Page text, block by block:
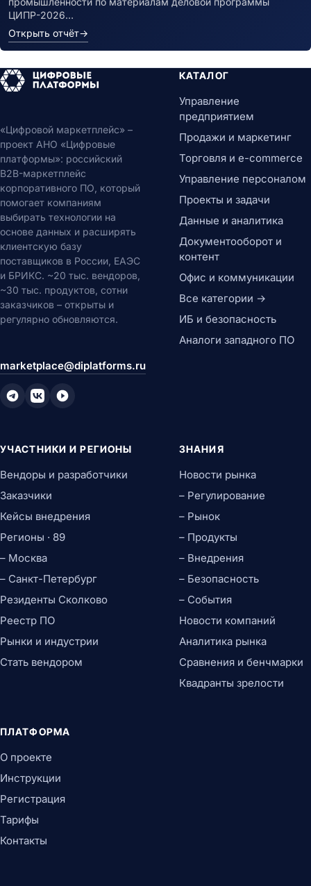
ЦИПР-2026…
Открыть отчёт→
«Цифровой маркетплейс» –
проект АНО «Цифровые
платформы»: российский
B2B-маркетплейс
корпоративного ПО, который
помогает компаниям
выбирать технологии на
основе данных и расширять
клиентскую базу
поставщиков в России, ЕАЭС
и БРИКС. ~20 тыс. вендоров,
~30 тыс. продуктов, сотни
заказчиков – открыты и
регулярно обновляются.
marketplace@diplatforms.ru
КАТАЛОГ
Управление
предприятием
Продажи и маркетинг
Торговля и e-commerce
Управление персоналом
Проекты и задачи
Данные и аналитика
Документооборот и
контент
Офис и коммуникации
Все категории →
ИБ и безопасность
Аналоги западного ПО
УЧАСТНИКИ И РЕГИОНЫ
Вендоры и разработчики
Заказчики
Кейсы внедрения
Регионы · 89
– Москва
– Санкт-Петербург
Резиденты Сколково
Реестр ПО
Рынки и индустрии
Стать вендором
ЗНАНИЯ
Новости рынка
– Регулирование
– Рынок
– Продукты
– Внедрения
– Безопасность
– События
Новости компаний
Аналитика рынка
Сравнения и бенчмарки
Квадранты зрелости
ПЛАТФОРМА
О проекте
Инструкции
Регистрация
Тарифы
Контакты